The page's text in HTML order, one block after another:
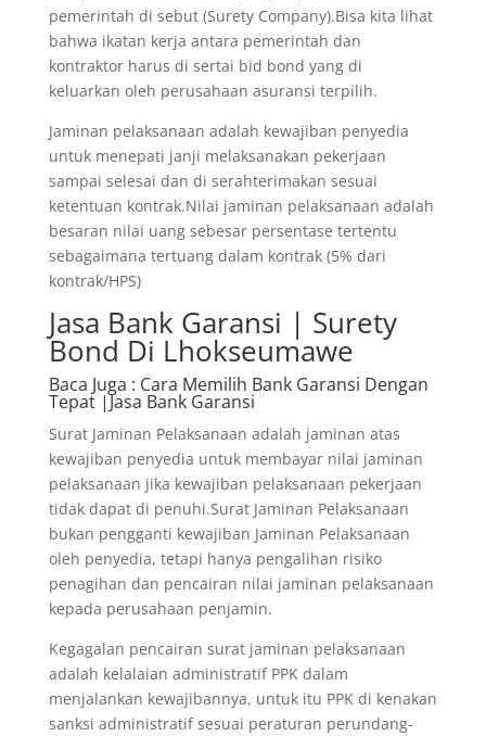
pemerintah di sebut (Surety Company).Bisa kita lihat
bahwa ikatan kerja antara pemerintah dan
kontraktor harus di sertai bid bond yang di
keluarkan oleh perusahaan asuransi terpilih.
Jaminan pelaksanaan adalah kewajiban penyedia
untuk menepati janji melaksanakan pekerjaan
sampai selesai dan di serahterimakan sesuai
ketentuan kontrak.Nilai jaminan pelaksanaan adalah
besaran nilai uang sebesar persentase tertentu
sebagaimana tertuang dalam kontrak (5% dari
kontrak/HPS)
Jasa Bank Garansi | Surety
Bond Di Lhokseumawe
Baca Juga : Cara Memilih Bank Garansi Dengan
Tepat |Jasa Bank Garansi
Surat Jaminan Pelaksanaan adalah jaminan atas
kewajiban penyedia untuk membayar nilai jaminan
pelaksanaan jika kewajiban pelaksanaan pekerjaan
tidak dapat di penuhi.Surat Jaminan Pelaksanaan
bukan pengganti kewajiban Jaminan Pelaksanaan
oleh penyedia, tetapi hanya pengalihan risiko
penagihan dan pencairan nilai jaminan pelaksanaan
kepada perusahaan penjamin.
Kegagalan pencairan surat jaminan pelaksanaan
adalah kelalaian administratif PPK dalam
menjalankan kewajibannya, untuk itu PPK di kenakan
sanksi administratif sesuai peraturan perundang-